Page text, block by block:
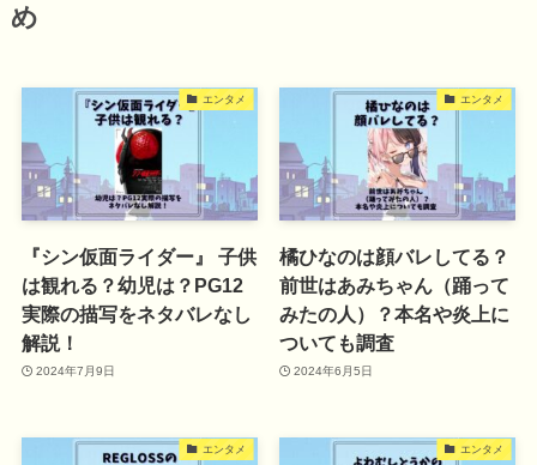
め
エンタメ
『シン仮面ライダー』 子供
は観れる？幼児は？PG12
実際の描写をネタバレなし
解説！
2024年7月9日
エンタメ
橘ひなのは顔バレしてる？
前世はあみちゃん（踊って
みたの人）？本名や炎上に
ついても調査
2024年6月5日
エンタメ エンタメ